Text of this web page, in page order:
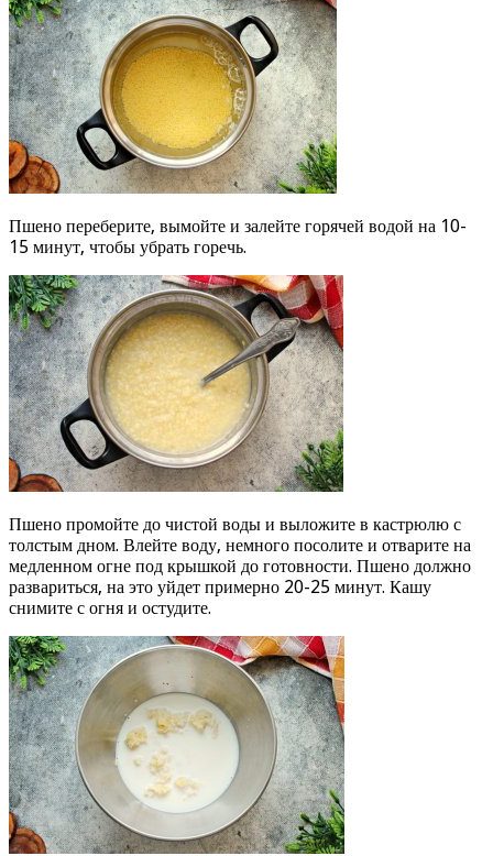
Пшено переберите, вымойте и залейте горячей водой на 10-
15 минут, чтобы убрать горечь.
Пшено промойте до чистой воды и выложите в кастрюлю с
толстым дном. Влейте воду, немного посолите и отварите на
медленном огне под крышкой до готовности. Пшено должно
развариться, на это уйдет примерно 20-25 минут. Кашу
снимите с огня и остудите.